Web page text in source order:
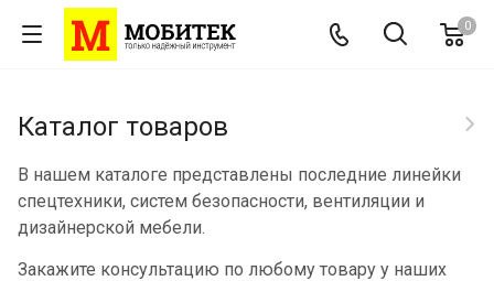
0
Каталог товаров
В нашем каталоге представлены последние линейки
спецтехники, систем безопасности, вентиляции и
дизайнерской мебели.
Закажите консультацию по любому товару у наших